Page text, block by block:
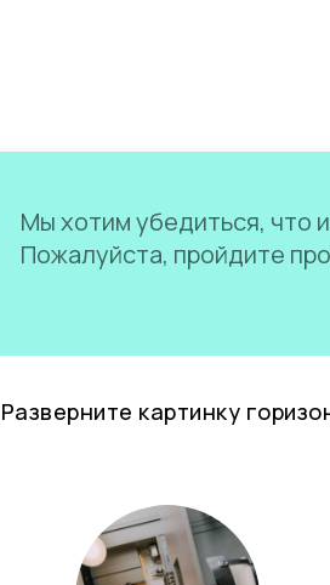
Мы хотим убедиться, что
Пожалуйста, пройдите
Разверните картинку